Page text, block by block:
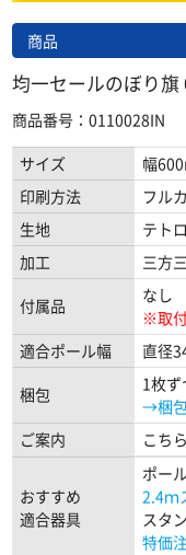
商品
均一セールのぼり旗
商品番号：0110028IN
サイズ
幅
印刷方法
フル
生地
テト
加工
三方
付属品
なし
※取
適合ポール幅
直径
梱包
1枚
→梱
ご案内
こち
おすすめ
適合器具
ポー
2.4ｍ
スタ
特価